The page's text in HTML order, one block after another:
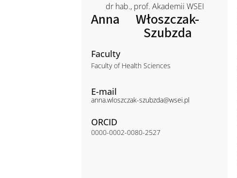
dr hab., prof. Akademii WSEI
Anna Włoszczak-
Szubzda
Faculty
Faculty of Health Sciences
E-mail
anna.wloszczak-szubzda@wsei.pl
ORCID
0000-0002-0080-2527